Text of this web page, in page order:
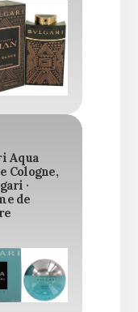
Aqua
Cologne,
·
de